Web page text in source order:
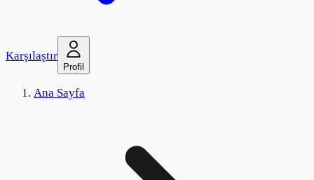
Karşılaştır
Profil
Ana Sayfa